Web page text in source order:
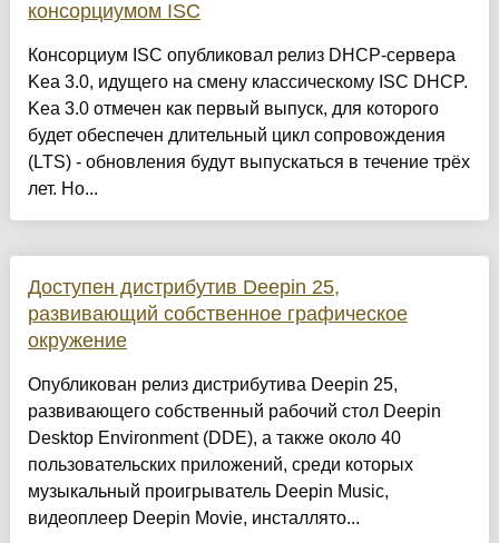
консорциумом ISC
Консорциум ISC опубликовал релиз DHCP-сервера
Kea 3.0, идущего на смену классическому ISC DHCP.
Kea 3.0 отмечен как первый выпуск, для которого
будет обеспечен длительный цикл сопровождения
(LTS) - обновления будут выпускаться в течение трёх
лет. Но...
Доступен дистрибутив Deepin 25,
развивающий собственное графическое
окружение
Опубликован релиз дистрибутива Deepin 25,
развивающего собственный рабочий стол Deepin
Desktop Environment (DDE), а также около 40
пользовательских приложений, среди которых
музыкальный проигрыватель Deepin Music,
видеоплеер Deepin Movie, инсталлято...